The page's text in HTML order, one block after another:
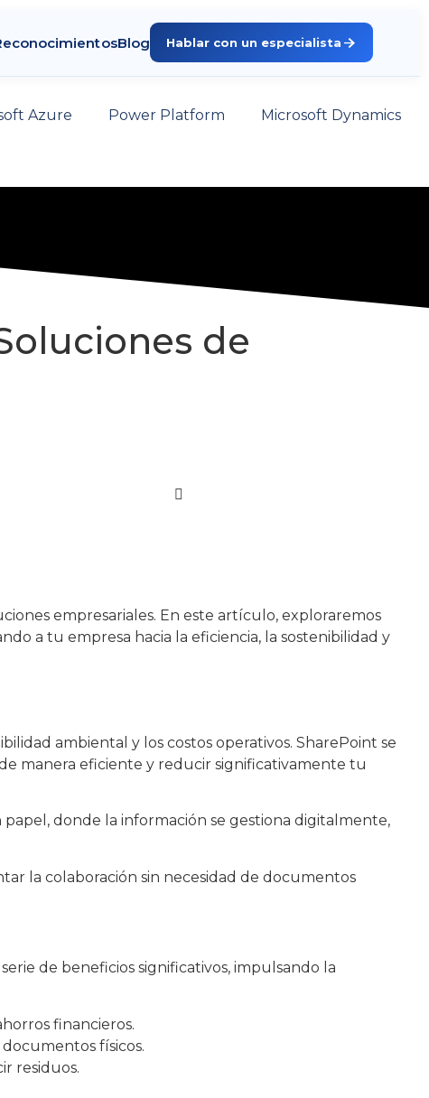
Blog Hablar con un especialista arrow_forward
Azure Power Platform Microsoft Dynamics
de
empresariales. En este artículo, exploraremos
a tu empresa hacia la eficiencia, la sostenibilidad y
ambiental y los costos operativos. SharePoint se
manera eficiente y reducir significativamente tu
donde la información se gestiona digitalmente,
la colaboración sin necesidad de documentos
de beneficios significativos, impulsando la
financieros.
físicos.
residuos.